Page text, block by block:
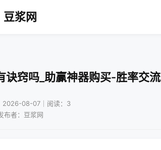
豆浆网
诀窍吗_助赢神器购买-胜率交流
2026-08-07｜阅读：3
布者：豆浆网